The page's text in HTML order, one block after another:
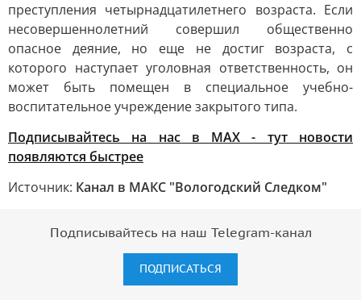
преступления четырнадцатилетнего возраста. Если
несовершеннолетний совершил общественно
опасное деяние, но еще не достиг возраста, с
которого наступает уголовная ответственность, он
может быть помещен в специальное учебно-
воспитательное учреждение закрытого типа.
Подписывайтесь на нас в MAX - тут новости
появляются быстрее
Источник: Канал в МАКС "Вологодский Следком"
Подписывайтесь на наш Telegram-канал
ПОДПИСАТЬСЯ